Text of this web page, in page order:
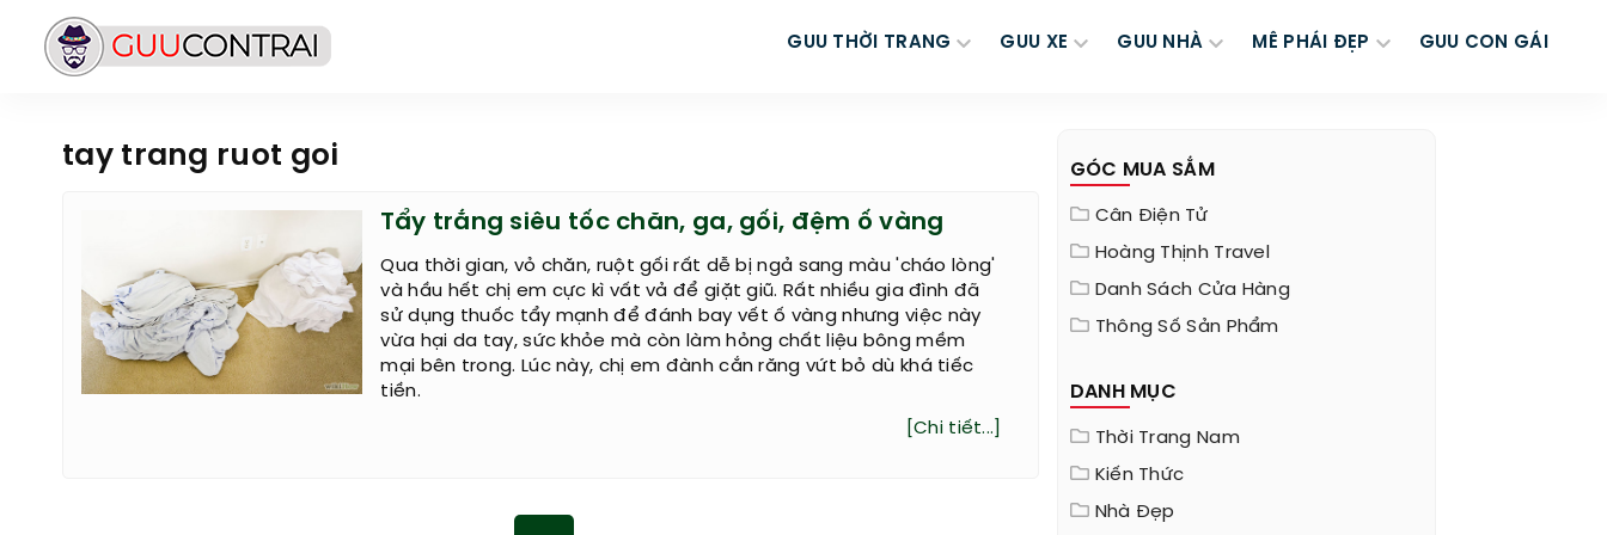
GUU THỜI TRANG GUU XE GUU NHÀ MÊ PHÁI ĐẸP GUU CON GÁI
tay trang ruot goi
Tẩy trắng siêu tốc chăn, ga, gối, đệm ố vàng
Qua thời gian, vỏ chăn, ruột gối rất dễ bị ngả sang màu 'cháo lòng'
và hầu hết chị em cực kì vất vả để giặt giũ. Rất nhiều gia đình đã
sử dụng thuốc tẩy mạnh để đánh bay vết ố vàng nhưng việc này
vừa hại da tay, sức khỏe mà còn làm hỏng chất liệu bông mềm
mại bên trong. Lúc này, chị em đành cắn răng vứt bỏ dù khá tiếc
tiền.
[Chi tiết...]
GÓC MUA SẮM
Cân Điện Tử
Hoàng Thịnh Travel
Danh Sách Cửa Hàng
Thông Số Sản Phẩm
DANH MỤC
Thời Trang Nam
Kiến Thức
Nhà Đẹp